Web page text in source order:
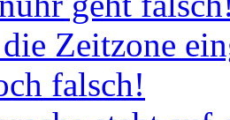
Zeitzone
falsch!